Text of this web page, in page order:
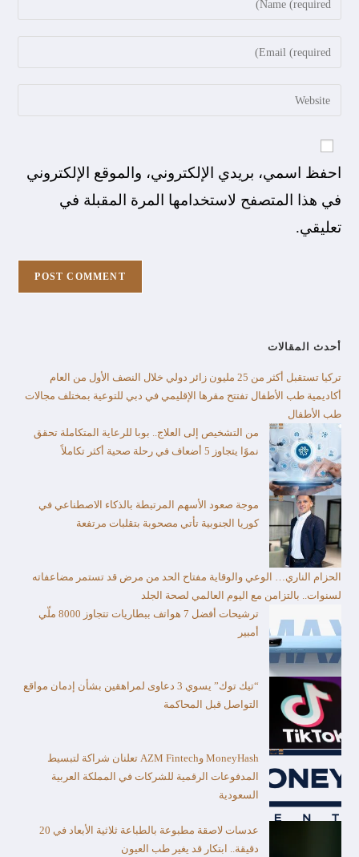
احفظ اسمي، بريدي الإلكتروني، والموقع الإلكتروني
في هذا المتصفح لاستخدامها المرة المقبلة في
تعليقي.
أحدث المقالات
تركيا تستقبل أكثر من 25 مليون زائر دولي خلال النصف الأول من العام​
أكاديمية طب الأطفال تفتتح مقرها الإقليمي في دبي للتوعية بمختلف مجالات
طب الأطفال
من التشخيص إلى العلاج.. بوبا للرعاية المتكاملة تحقق
نموًا يتجاوز 5 أضعاف في رحلة صحية أكثر تكاملاً
موجة صعود الأسهم المرتبطة بالذكاء الاصطناعي في
كوريا الجنوبية تأتي مصحوبة بتقلبات مرتفعة
الحزام الناري… الوعي والوقاية مفتاح الحد من مرض قد تستمر مضاعفاته
لسنوات.. بالتزامن مع اليوم العالمي لصحة الجلد
ترشيحات أفضل 7 هواتف ببطاريات تتجاوز 8000 ملّي
أمبير
“تيك توك” يسوي 3 دعاوى لمراهقين بشأن إدمان مواقع
التواصل قبل المحاكمة
MoneyHash وAZM Fintech تعلنان شراكة لتبسيط
المدفوعات الرقمية للشركات في المملكة العربية
السعودية
عدسات لاصقة مطبوعة بالطباعة ثلاثية الأبعاد في 20
دقيقة.. ابتكار قد يغير طب العيون